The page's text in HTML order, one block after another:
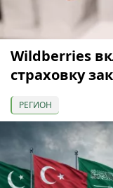
Wildberries
страховку
РЕГИОН